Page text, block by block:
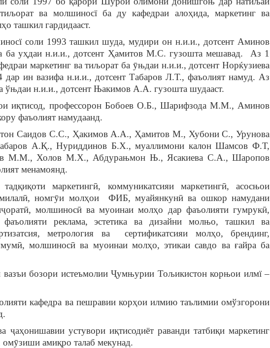
ва молшиносї ба ду кафедраи алоҳида, маркетинг ва
ташкил гардидааст.
соли 1993 ташкил шуда, мудири он н.и.и., дотсент Аминов
ба уҳдаи н.и.и., дотсент Ҳамитов М.С. гузошта мешавад. Аз 1
маркетинг ва тиљорат ба ӯњдаи н.и.и., дотсент Норќузиева
ин вазифа н.и.и., дотсент Табаров Л.Т., фаъолият намуд. Аз
ўњдаи н.и.и., дотсент Њакимов А.А. гузошта шудааст.
иқтисод, профессорон Бобоев О.Б., Шарифзода М.М., Аминов
фаъолият намудаанд.
Саидов С.С., Ҳакимов А.А., Ҳамитов М., Хубони С., Урунова
А.Қ., Нуриддинов Б.Х., муаллимони калон Шамсов Ф.Т,
М.М., Холов М.Х., Абдурањмон Њ., Ясакиева С.А., Шаропов
менамоянд.
маркетингӣ, коммуникатсияи маркетингӣ, асосњои
номгӯи молҳои ФИБ, муайянкунӣ ва ошкор намудани
молшиносӣ ва муоинаи молҳо дар фаъолияти гумрукӣ,
реклама, эстетика ва дизайни молњо, ташкил ва
метрология ва сертификатсияи молҳо, брендинг,
молшиносӣ ва муоинаи молҳо, этикаи савдо ва ғайра ба
вазъи бозори истеъмолии Ҷумњурии Тољикистон корњои илмї –
кафедра ва пешравии корҳои илмию таълимии омўзгорони
ҷаҳонишавии устувори иқтисодиёт раванди татбиқи маркетинг
амиқро талаб мекунад.